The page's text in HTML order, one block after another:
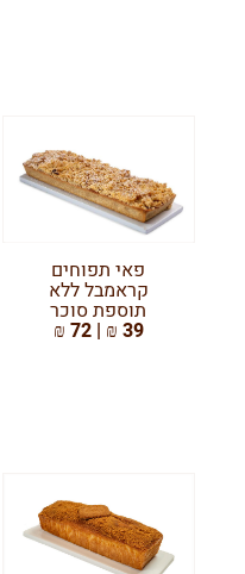
פאי תפוחים
קראמבל ללא
תוספת סוכר
39 ₪ | 72 ₪